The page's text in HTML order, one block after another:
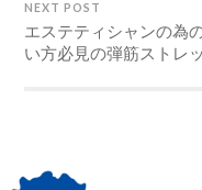
NEXT POST
エステティシャンの為
い方必見の弾筋ストレ